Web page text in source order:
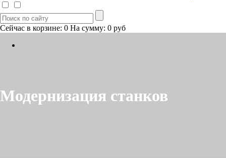
Сейчас в корзине: 0 На сумму: 0 руб
Модернизация станков